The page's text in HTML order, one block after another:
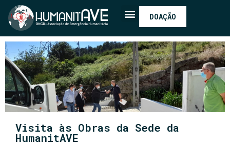
DOAÇÃO
Visita às Obras da Sede da
HumanitAVE